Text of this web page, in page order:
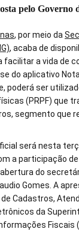
pelo Governo
, por meio da
, acaba de
facilitar a vida de
do aplicativo Nota
poderá ser
(PRPF) que
segmento que
será nesta
a participação
do
Gomes. A
Cadastros,
da
Fiscais